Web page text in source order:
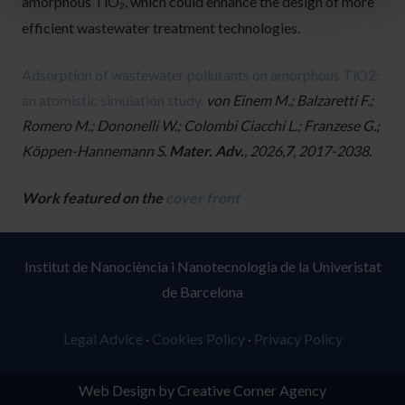
2
efficient wastewater treatment technologies.
Adsorption of wastewater pollutants on amorphous TiO2:
an atomistic simulation study. von Einem M.; Balzaretti F.;
Romero M.; Dononelli W.; Colombi Ciacchi L.; Franzese G.;
Köppen-Hannemann S. Mater. Adv. , 2026, 7, 2017-2038.
Work featured on the cover front
Institut de Nanociència i Nanotecnologia de la Univeristat
de Barcelona
Legal Advice · Cookies Policy· Privacy Policy
Web Design by Creative Corner Agency